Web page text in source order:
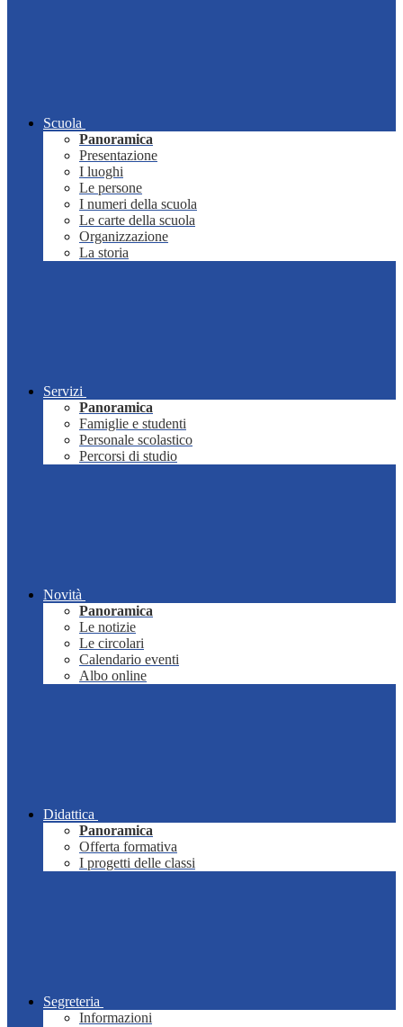
Scuola
Panoramica
Presentazione
I luoghi
Le persone
I numeri della scuola
Le carte della scuola
Organizzazione
La storia
Servizi
Panoramica
Famiglie e studenti
Personale scolastico
Percorsi di studio
Novità
Panoramica
Le notizie
Le circolari
Calendario eventi
Albo online
Didattica
Panoramica
Offerta formativa
I progetti delle classi
Segreteria
Informazioni